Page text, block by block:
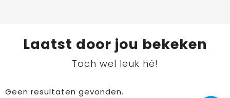
Laatst door jou bekeken
Toch wel leuk hé!
Geen resultaten gevonden.